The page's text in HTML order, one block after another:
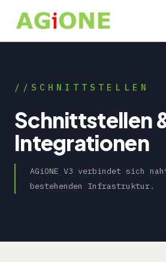
SCHNITTSTELLEN
Schnittstellen
Integrationen
AGiONE V3 verbindet sich
bestehenden Infrastruktur.